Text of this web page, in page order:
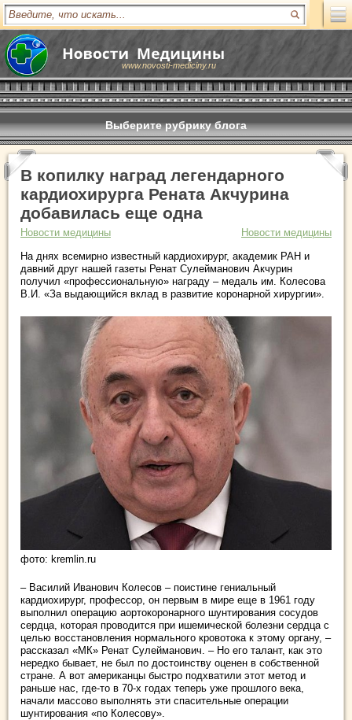
www.novosti-mediciny.ru
Выберите рубрику блога
В копилку наград легендарного
кардиохирурга Рената Акчурина
добавилась еще одна
Новости медицины
Новости медицины
На днях всемирно известный кардиохирург, академик РАН и
давний друг нашей газеты Ренат Сулейманович Акчурин
получил «профессиональную» награду – медаль им. Колесова
В.И. «За выдающийся вклад в развитие коронарной хирургии».
фото: kremlin.ru
– Василий Иванович Колесов – поистине гениальный
кардиохирург, профессор, он первым в мире еще в 1961 году
выполнил операцию аортокоронарного шунтирования сосудов
сердца, которая проводится при ишемической болезни сердца с
целью восстановления нормального кровотока к этому органу, –
рассказал «МК» Ренат Сулейманович. – Но его талант, как это
нередко бывает, не был по достоинству оценен в собственной
стране. А вот американцы быстро подхватили этот метод и
раньше нас, где-то в 70-х годах теперь уже прошлого века,
начали массово выполнять эти спасительные операции
шунтирования «по Колесову».